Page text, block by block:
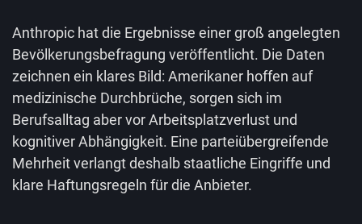
Anthropic hat die Ergebnisse einer groß angelegten
Bevölkerungsbefragung veröffentlicht. Die Daten
zeichnen ein klares Bild: Amerikaner hoffen auf
medizinische Durchbrüche, sorgen sich im
Berufsalltag aber vor Arbeitsplatzverlust und
kognitiver Abhängigkeit. Eine parteiübergreifende
Mehrheit verlangt deshalb staatliche Eingriffe und
klare Haftungsregeln für die Anbieter.